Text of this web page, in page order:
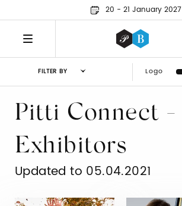
20 - 21 January 2027
FILTER BY Logo
Pitti Connect -
Exhibitors
Updated to 05.04.2021